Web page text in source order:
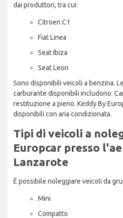
dai produttori, tra cui:
Citroen C1
Fiat Linea
Seat Ibiza
Seat Leon
Sono disponibili veicoli a benzina.
carburante disponibili includono:
restituzione a pieno. Keddy By
disponibili con aria condizionata.
Tipi di veicoli a
Europcar presso
Lanzarote
È possibile noleggiare veicoli da
Mini
Compatto